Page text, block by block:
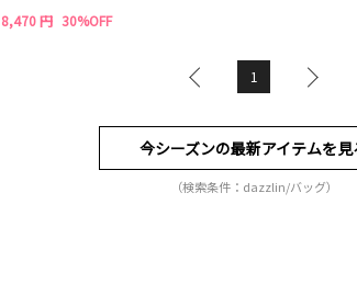
8,470 円 30%OFF
1
今シーズンの最新アイテムを見
（検索条件：dazzlin/バッグ）